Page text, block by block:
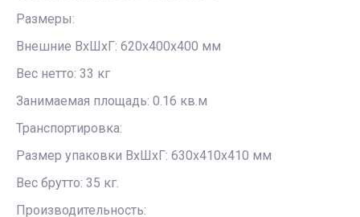
Размеры:
Внешние ВxШxГ: 620х400х400 мм
Вес нетто: 33 кг
Занимаемая площадь: 0.16 кв.м
Транспортировка:
Размер упаковки ВxШxГ: 630х410х410 мм
Вес брутто: 35 кг.
Производительность: